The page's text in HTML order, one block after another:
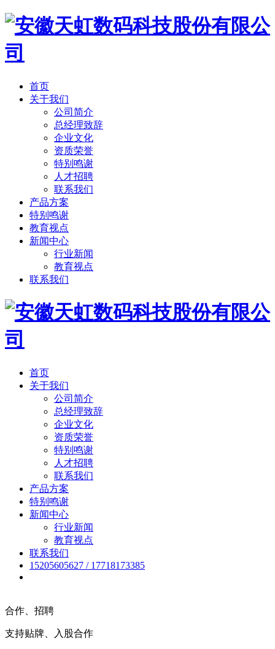
首页
关于我们
公司简介
总经理致辞
企业文化
资质荣誉
特别鸣谢
人才招聘
联系我们
产品方案
特别鸣谢
教育视点
新闻中心
行业新闻
教育视点
联系我们
首页
关于我们
公司简介
总经理致辞
企业文化
资质荣誉
特别鸣谢
人才招聘
联系我们
产品方案
特别鸣谢
新闻中心
行业新闻
教育视点
联系我们
15205605627 / 17718173385
合作、招聘
支持贴牌、入股合作